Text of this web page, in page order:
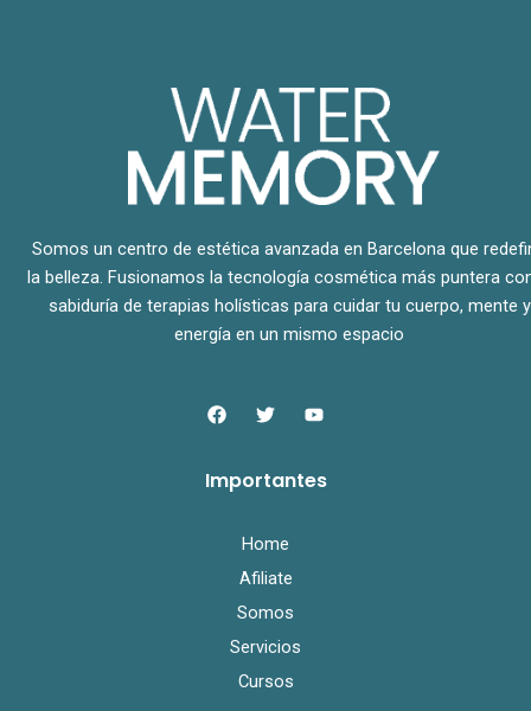
Somos un centro de estética avanzada en Barcelona que
la belleza. Fusionamos la tecnología cosmética más puntera
sabiduría de terapias holísticas para cuidar tu cuerpo, mente y
energía en un mismo espacio
F
a
b
T
w
t
Y
o
u
Importantes
Home
Afiliate
Somos
Servicios
Cursos